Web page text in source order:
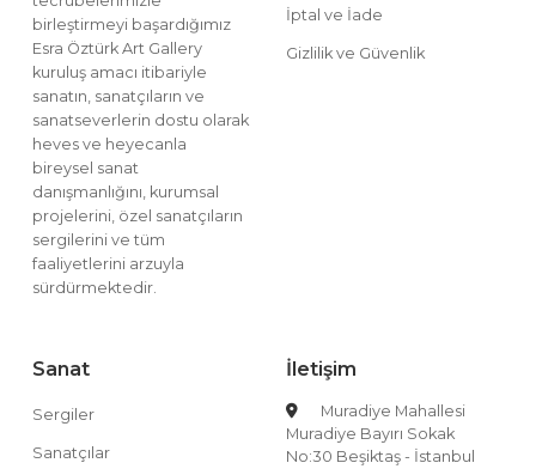
birleştirmeyi başardığımız
Esra Öztürk Art Gallery
kuruluş amacı itibariyle
sanatın, sanatçıların ve
sanatseverlerin dostu olarak
heves ve heyecanla
bireysel sanat
danışmanlığını, kurumsal
projelerini, özel sanatçıların
sergilerini ve tüm
faaliyetlerini arzuyla
sürdürmektedir.
İptal ve İade
Gizlilik ve Güvenlik
Sanat
Sergiler
Sanatçılar
İletişim
Muradiye Mahallesi
Muradiye Bayırı Sokak
No:30 Beşiktaş - İstanbul